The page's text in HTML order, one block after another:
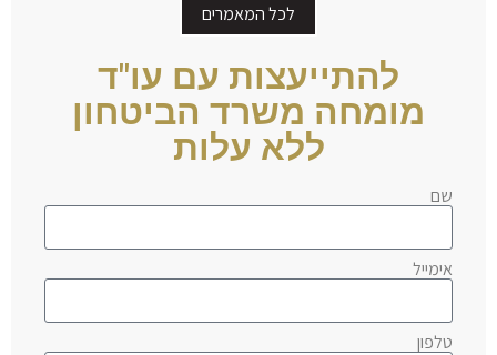
לכל המאמרים
להתייעצות עם עו"ד
מומחה משרד הביטחון
ללא עלות
שם
אימייל
טלפון